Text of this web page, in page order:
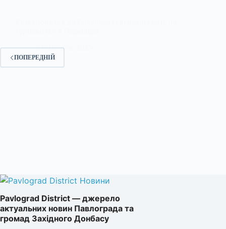
20 Лютого, 2025
ПОПЕРЕДНІЙ
Pavlograd District — джерело
актуальних новин Павлограда та
громад Західного Донбасу